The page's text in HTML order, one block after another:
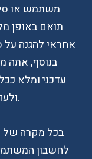
משתמש או
תואם באופן
אחראי להגנה
בנוסף, אתה
עדכני ומלא
ולעדכן באופן מיידי כל מידע כאמור כנדרש.
בכל מקרה של
לחשבון